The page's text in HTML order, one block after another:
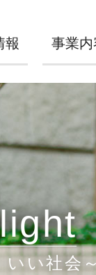
報 事業内
いい社会